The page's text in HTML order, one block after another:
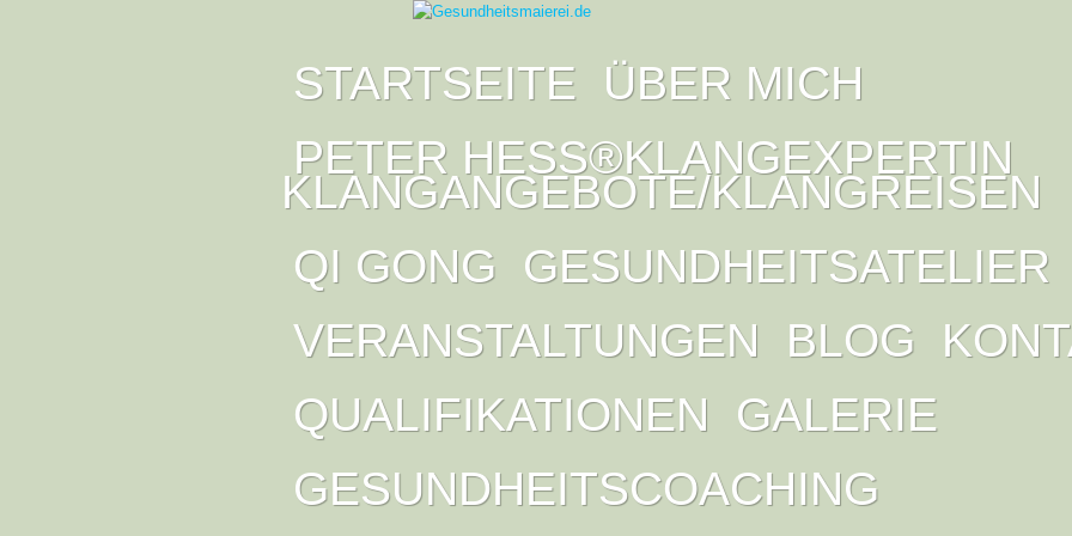
STARTSEITE
ÜBER MICH
PETER HESS®KLANGEXPERTIN
KLANGANGEBOTE/KLANGREISEN
QI GONG GESUNDHEITSATELIER
VERANSTALTUNGEN
BLOG
QUALIFIKATIONEN
GALERIE
GESUNDHEITSCOACHING